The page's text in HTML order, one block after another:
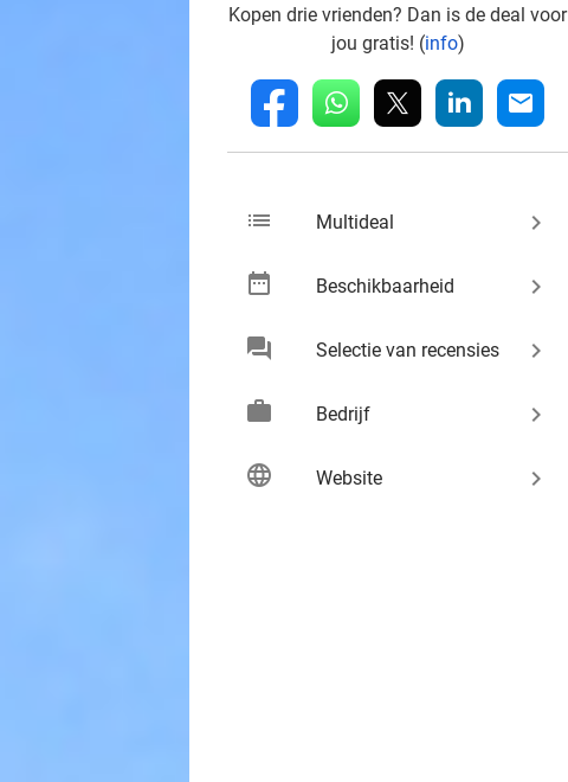
Kopen drie vrienden? Dan is de deal voor
jou gratis! (info)
fb whatsapp linkedin mail
list Multideal keyboard_arrow_right
date_range Beschikbaarheid keyboard_arrow_right
chat Selectie van recensies keyboard_arrow_right
work Bedrijf keyboard_arrow_right
language Website keyboard_arrow_right